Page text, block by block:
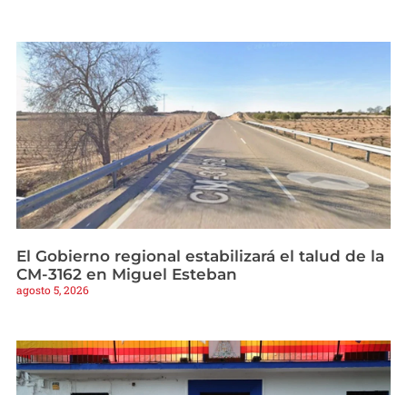
El Gobierno regional estabilizará el talud de la
CM-3162 en Miguel Esteban
agosto 5, 2026